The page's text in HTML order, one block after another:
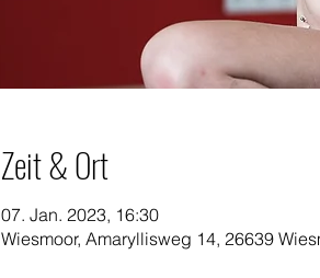
Zeit & Ort
07. Jan. 2023, 16:30
Wiesmoor, Amaryllisweg 14, 26639